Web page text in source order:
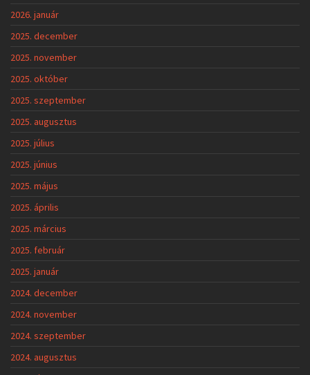
2026. január
2025. december
2025. november
2025. október
2025. szeptember
2025. augusztus
2025. július
2025. június
2025. május
2025. április
2025. március
2025. február
2025. január
2024. december
2024. november
2024. szeptember
2024. augusztus